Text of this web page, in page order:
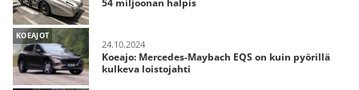
KOEAJOT
24.10.2024
Koeajo: Mercedes-Maybach EQS on kuin pyörillä
kulkeva loistojahti